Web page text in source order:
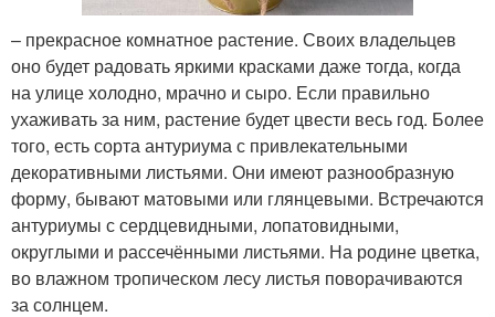
– прекрасное комнатное растение. Своих владельцев
оно будет радовать яркими красками даже тогда, когда
на улице холодно, мрачно и сыро. Если правильно
ухаживать за ним, растение будет цвести весь год. Более
того, есть сорта антуриума с привлекательными
декоративными листьями. Они имеют разнообразную
форму, бывают матовыми или глянцевыми. Встречаются
антуриумы с сердцевидными, лопатовидными,
округлыми и рассечёнными листьями. На родине цветка,
во влажном тропическом лесу листья поворачиваются
за солнцем.